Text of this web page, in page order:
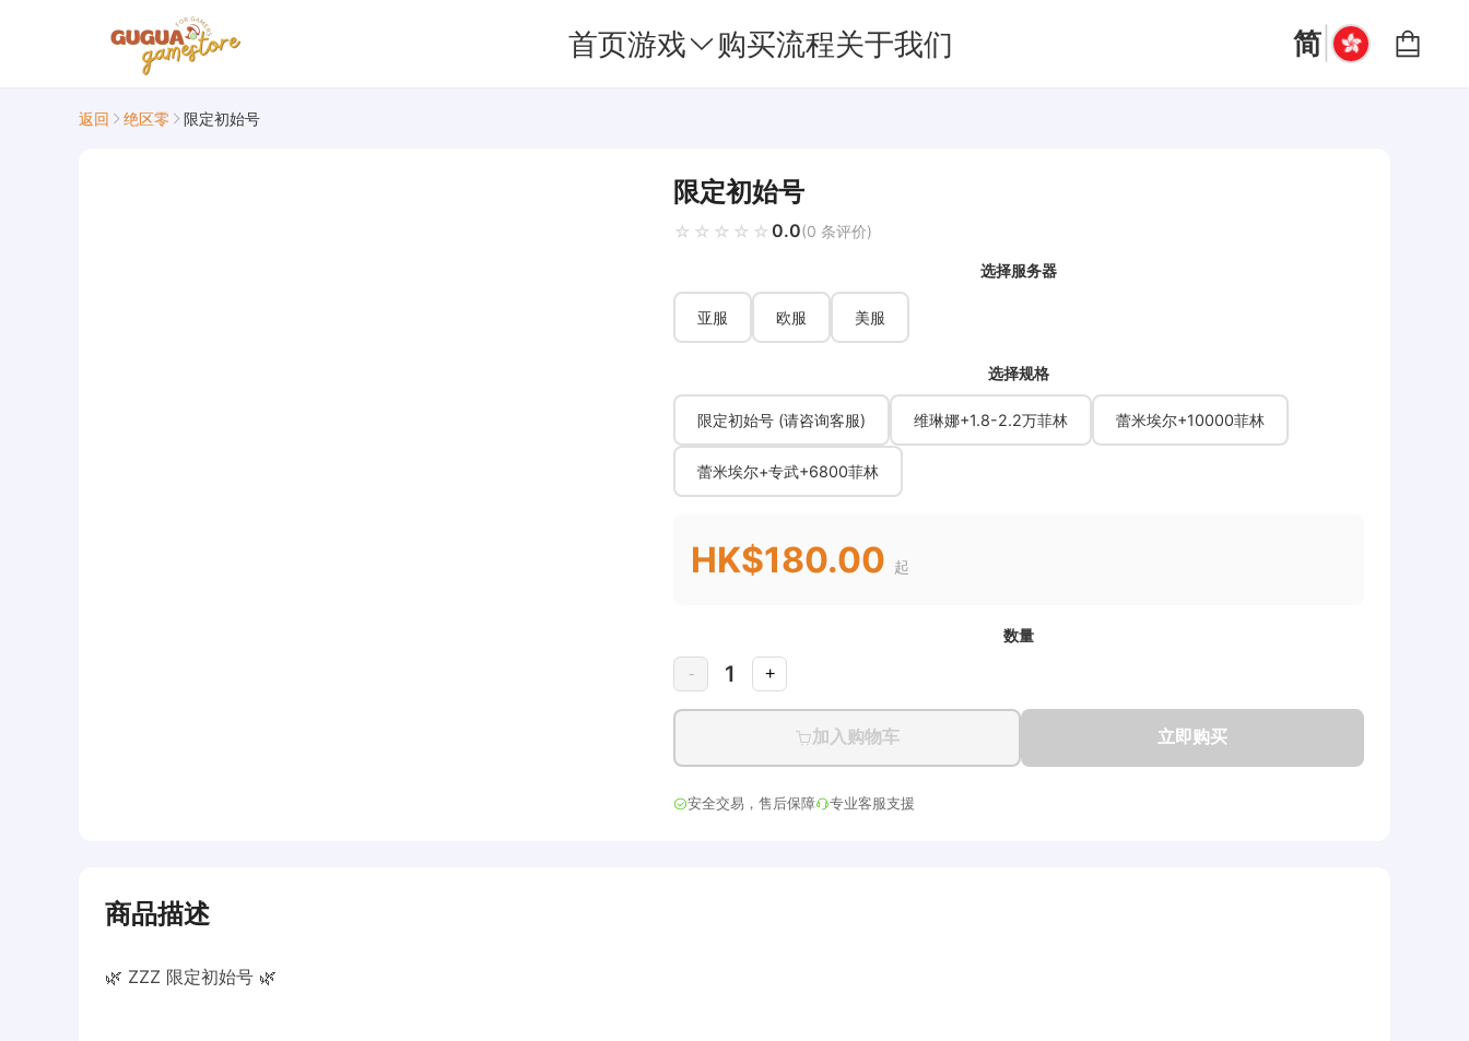
首页游戏 购买流程关于我们 简 |
返回 绝区零 限定初始号
限定初始号
☆☆☆☆☆
★★★★★ 0.0(0 条评价)
选择服务器
亚服 欧服 美服
选择规格
限定初始号 (请咨询客服) 维琳娜+1.8-2.2万菲林 蕾米埃尔+10000菲林
蕾米埃尔+专武+6800菲林
HK$180.00 起
数量
- 1 +
加入购物车 立即购买
安全交易，售后保障 专业客服支援
商品描述
🌿 ZZZ 限定初始号 🌿